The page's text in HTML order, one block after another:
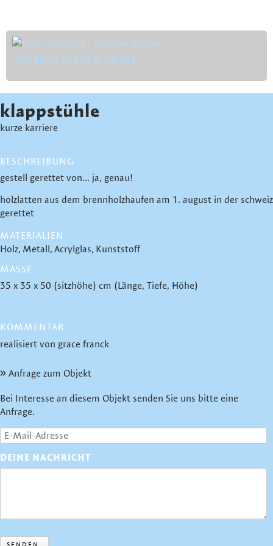
NÜTZLICH AUS DEM NICHTS
klappstühle
kurze karriere
BESCHREIBUNG
gestell gerettet von... ja, genau!
holzlatten aus dem brennholzhaufen am 1. august in der schweiz
gerettet
MATERIALIEN
Holz Metall Acrylglas Kunststoff
MASSE
35 x 35 x 50 (sitzhöhe) cm (Länge, Tiefe, Höhe)
KOMMENTAR
realisiert von grace franck
Anfrage zum Objekt
Bei Interesse an diesem Objekt senden Sie uns bitte eine
Anfrage.
DEINE NACHRICHT
SENDEN